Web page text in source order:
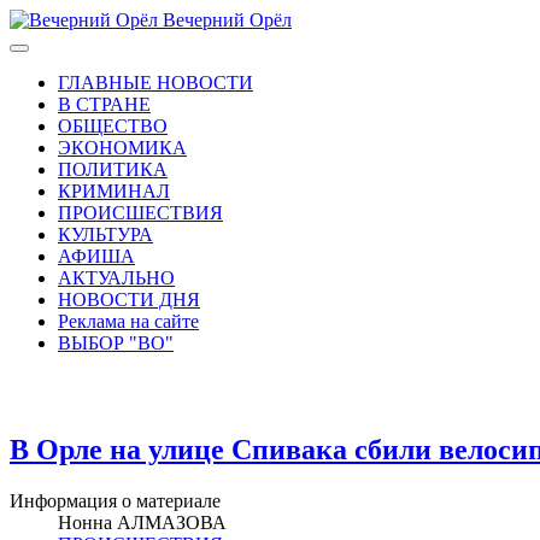
Вечерний Орёл
ГЛАВНЫЕ НОВОСТИ
В СТРАНЕ
ОБЩЕСТВО
ЭКОНОМИКА
ПОЛИТИКА
КРИМИНАЛ
ПРОИСШЕСТВИЯ
КУЛЬТУРА
АФИША
АКТУАЛЬНО
НОВОСТИ ДНЯ
Реклама на сайте
ВЫБОР "ВО"
В Орле на улице Спивака сбили
Информация о материале
Нонна АЛМАЗОВА